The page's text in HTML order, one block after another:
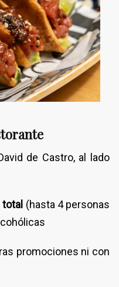
de Castro, al lado
(hasta 4 personas
promociones ni con